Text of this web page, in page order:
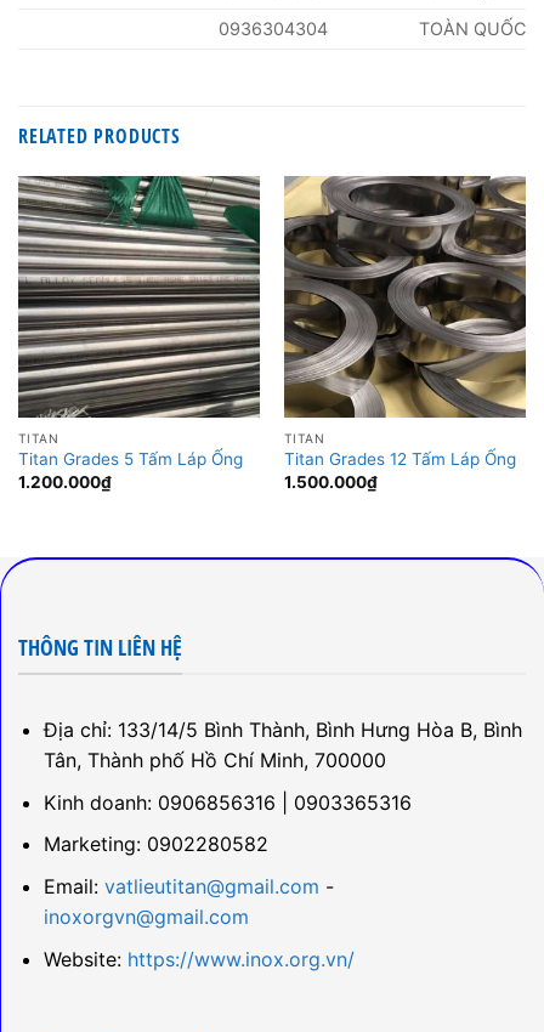
0936304304
TOÀN QUỐC
RELATED PRODUCTS
TITAN
Titan Grades 5 Tấm Láp Ống
1.200.000₫
TITAN
Titan Grades 12 Tấm Láp Ống
1.500.000₫
THÔNG TIN LIÊN HỆ
Địa chỉ: 133/14/5 Bình Thành, Bình Hưng Hòa B, Bình
Tân, Thành phố Hồ Chí Minh, 700000
Kinh doanh: 0906856316 | 0903365316
Marketing: 0902280582
Email: vatlieutitan@gmail.com -
inoxorgvn@gmail.com
Website: https://www.inox.org.vn/